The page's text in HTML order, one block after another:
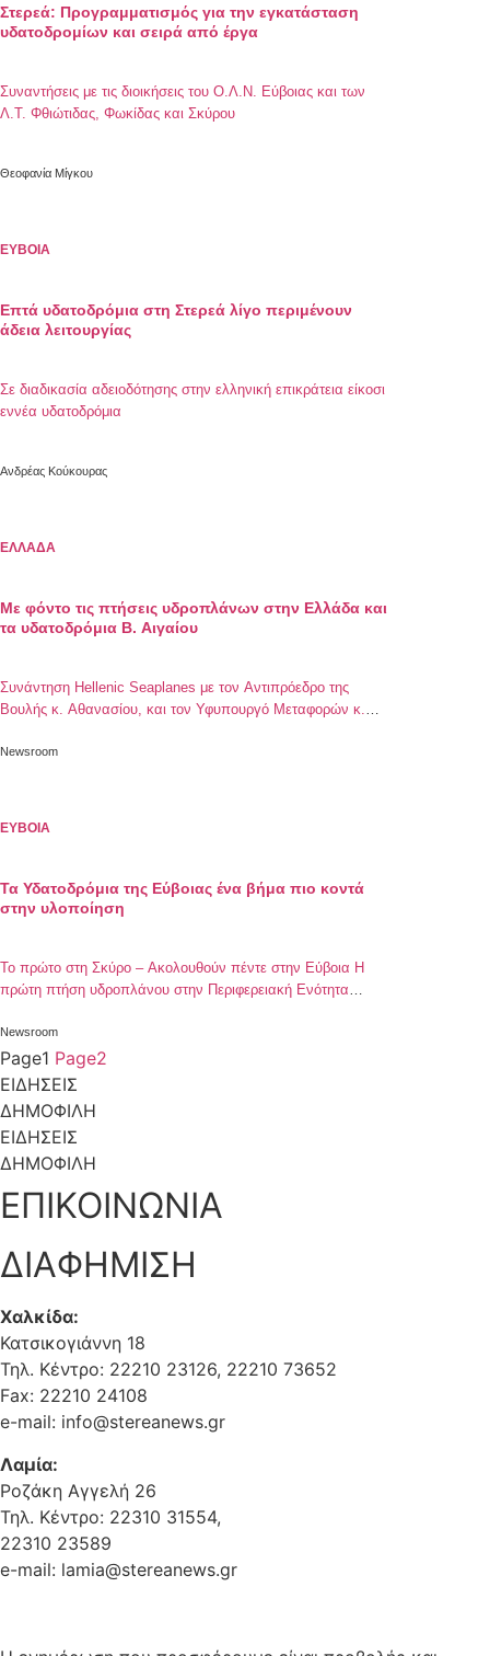
Στερεά: Προγραμματισμός για την εγκατάσταση
υδατοδρομίων και σειρά από έργα
Συναντήσεις με τις διοικήσεις του Ο.Λ.Ν. Εύβοιας και των
Λ.Τ. Φθιώτιδας, Φωκίδας και Σκύρου
Θεοφανία Μίγκου
ΕΥΒΟΙΑ
Επτά υδατοδρόμια στη Στερεά λίγο περιμένουν
άδεια λειτουργίας
Σε διαδικασία αδειοδότησης στην ελληνική επικράτεια είκοσι
εννέα υδατοδρόμια
Ανδρέας Κούκουρας
ΕΛΛΑΔΑ
Mε φόντο τις πτήσεις υδροπλάνων στην Ελλάδα και
τα υδατοδρόμια Β. Αιγαίου
Συνάντηση Hellenic Seaplanes με τον Αντιπρόεδρο της
Βουλής κ. Αθανασίου, και τον Υφυπουργό Μεταφορών κ.
Newsroom
ΕΥΒΟΙΑ
Τα Υδατοδρόμια της Εύβοιας ένα βήμα πιο κοντά
στην υλοποίηση
Το πρώτο στη Σκύρο – Ακολουθούν πέντε στην Εύβοια Η
πρώτη πτήση υδροπλάνου στην Περιφερειακή Ενότητα
ίδρυση υδατοδρόμιου στη Σκύρο να βρίσκεται στην τελική
φάση υλοποίησής της. Η εταιρεία Hellenic Seaplanes,
ολοκλήρωσε μέσα στον Απρίλιο την επικαιροποίηση των
Οργανισμού […]
Newsroom
Page1 Page2
ΕΙΔΗΣΕΙΣ
ΔΗΜΟΦΙΛΗ
ΕΙΔΗΣΕΙΣ
ΔΗΜΟΦΙΛΗ
ΕΠΙΚΟΙΝΩΝΙΑ
ΔΙΑΦΗΜΙΣΗ
Χαλκίδα:
Κατσικογιάννη 18
Τηλ. Κέντρο: 22210 23126, 22210 73652
Fax: 22210 24108
e-mail: info@stereanews.gr
Λαμία:
Ροζάκη Αγγελή 26
Τηλ. Κέντρο: 22310 31554,
22310 23589
e-mail: lamia@stereanews.gr